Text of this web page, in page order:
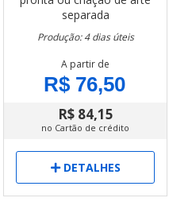
separada
Produção: 4 dias úteis
A partir de
R$ 76,50
R$ 84,15
no Cartão de crédito
DETALHES